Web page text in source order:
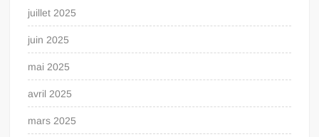
juillet 2025
juin 2025
mai 2025
avril 2025
mars 2025